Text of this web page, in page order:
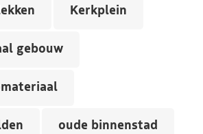
Kerkplein
gebouw
oude binnenstad